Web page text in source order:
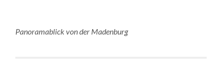
Panoramablick von der Madenburg